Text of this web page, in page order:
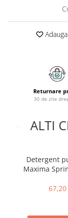
Odorizant camera
Cutii depozitare
Cosuri de gunoi
Carucioare
Uniforme
Returnare
30 de zile
ALTI
Detergent
Maxima
67,20